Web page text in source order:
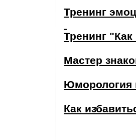
Тренинг
Тренинг
Мастер
Юморология
Как